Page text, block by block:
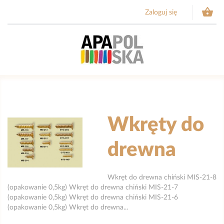
Zaloguj się 
Wkręty do
drewna
Wkręt do drewna chiński MIS-21-8
(opakowanie 0,5kg) Wkręt do drewna chiński MIS-21-7
(opakowanie 0,5kg) Wkręt do drewna chiński MIS-21-6
(opakowanie 0,5kg) Wkręt do drewna...